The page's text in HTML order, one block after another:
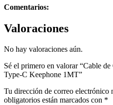
Comentarios:
Valoraciones
No hay valoraciones aún.
Sé el primero en valorar “Cable
Type-C Keephone 1MT”
Tu dirección de correo electrónico
obligatorios están marcados con *